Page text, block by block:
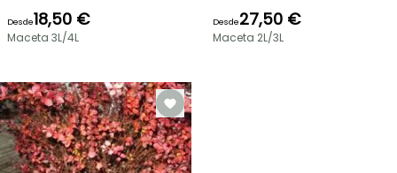
Desde18,50 €
Maceta 3L/4L
Desde27,50 €
Maceta 2L/3L